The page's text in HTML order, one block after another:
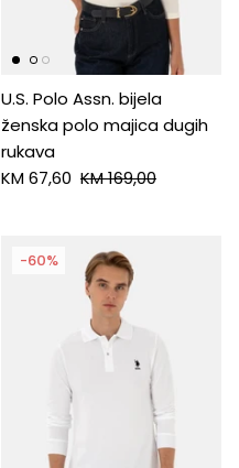
U.S. Polo Assn. bijela
ženska polo majica dugih
rukava
KM 67,60 KM 169,00
-60%